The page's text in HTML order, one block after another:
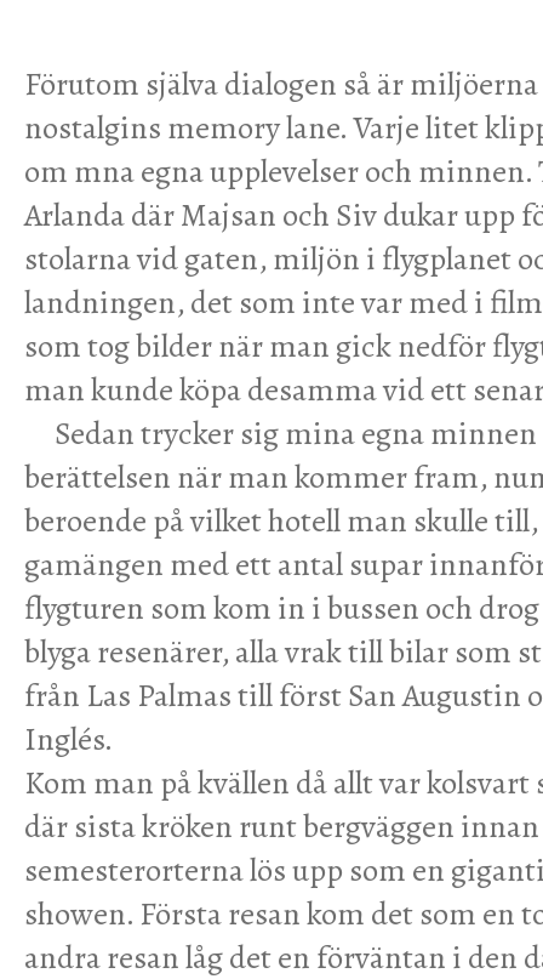
Förutom själva dialogen så är
nostalgins memory lane. Varje litet
om mna egna upplevelser och minnen.
Arlanda där Majsan och Siv dukar upp
stolarna vid gaten, miljön i flygplanet
landningen, det som inte var med i
som tog bilder när man gick nedför
man kunde köpa desamma vid ett
Sedan trycker sig mina egna minnen
berättelsen när man kommer fram,
beroende på vilket hotell man skulle
gamängen med ett antal supar
flygturen som kom in i bussen och
blyga resenärer, alla vrak till bilar som
från Las Palmas till först San Augustin
Inglés.
Kom man på kvällen då allt var
där sista kröken runt bergväggen
semesterorterna lös upp som en
showen. Första resan kom det som en
andra resan låg det en förväntan i den